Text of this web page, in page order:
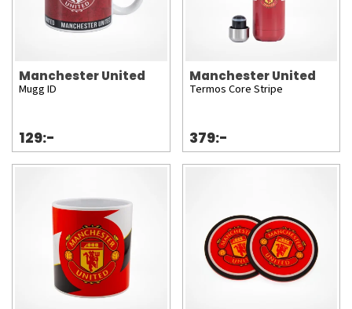
Manchester United
Mugg ID
129:-
Manchester United
Termos Core Stripe
379:-